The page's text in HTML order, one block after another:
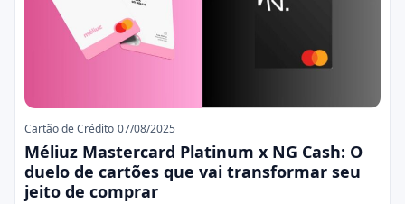
Cartão de Crédito 07/08/2025
Méliuz Mastercard Platinum x NG Cash: O
duelo de cartões que vai transformar seu
jeito de comprar